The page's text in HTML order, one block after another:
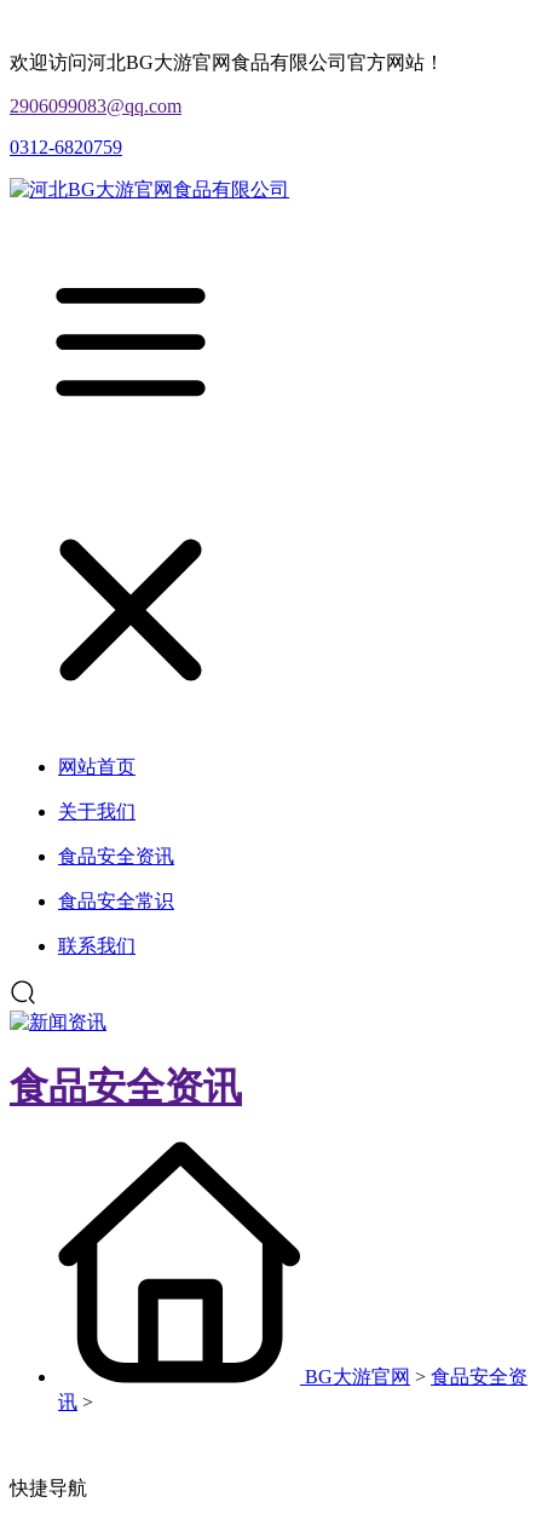
欢迎访问河北BG大游官网食品有限公司官方网站！
2906099083@qq.com
0312-6820759
网站首页
关于我们
食品安全资讯
食品安全常识
联系我们
食品安全资讯
BG大游官网 > 食品安全资
讯 >
快捷导航